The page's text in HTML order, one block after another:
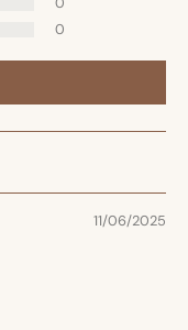
0
11/06/2025